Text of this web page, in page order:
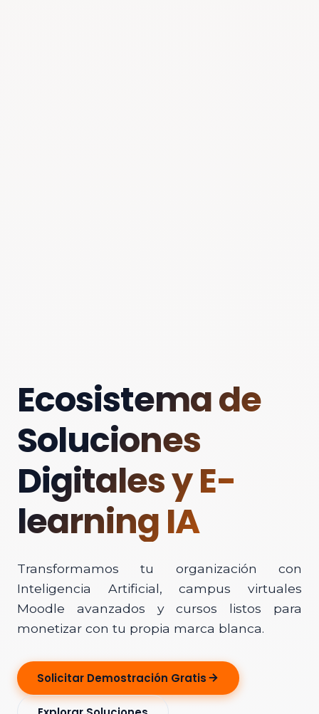
Ecosistema de
Soluciones
Digitales y E-
learning IA
Transformamos tu organización con
Inteligencia Artificial, campus virtuales
Moodle avanzados y cursos listos para
monetizar con tu propia marca blanca.
Solicitar Demostración Gratis